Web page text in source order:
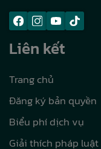
Liên kết
Trang chủ
Đăng ký bản quyền
Biểu phí dịch vụ
Giải thích pháp luật